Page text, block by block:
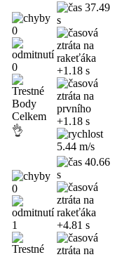
0
0
👌
37.49
s
+1.18 s
+1.18 s
5.44 m/s
0
1
40.66
s
+4.81 s